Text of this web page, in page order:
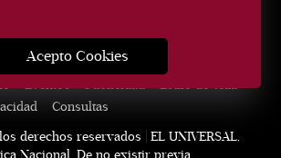
Acepto Cookies
Noticias Quiénes somos
Eventos Publicidad
Estilo de vida
Consultas
derechos reservados | EL UNIVERSAL,
Nacional. De no existir previa